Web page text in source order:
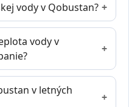
vody v Qobustan?
vody v
v letných